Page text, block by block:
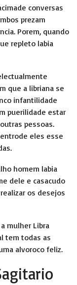
conversas
prezam
Porem, quando
repleto labia
que a libriana se
infantilidade
puerilidade estar
pessoas.
eles esse
homem labia
dele e casacudo
os desejos
mulher Libra
tem todas as
alvoroco feliz.